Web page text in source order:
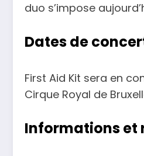
duo s’impose
Dates de
First Aid Kit sera en
Cirque Royal de
Informations et